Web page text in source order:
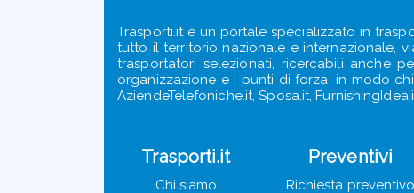
Trasporti.it è un portale specializzato in
tutto il territorio nazionale e internazionale,
trasportatori selezionati, ricercabili anche
organizzazione e i punti di forza, in modo
AziendeTelefoniche.it, Sposa.it,
Trasporti.it
Chi siamo
Preventivi
Richiesta preventivo